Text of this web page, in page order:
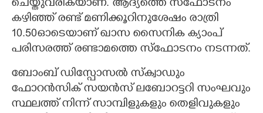
ചെയ്തുവരികയാണ്. ആദ്യത്തെ സ്ഫോടനം
കഴിഞ്ഞ് രണ്ട് മണിക്കൂറിനുശേഷം രാത്രി
10.50ഓടെയാണ് ഖാസ സൈനിക ക്യാംപ്
പരിസരത്ത് രണ്ടാമത്തെ സ്ഫോടനം നടന്നത്.
ബോംബ് ഡിസ്പോസൽ സ്ക്വാഡും
ഫോറൻസിക് സയൻസ് ലബോറട്ടറി സംഘവും
സ്ഥലത്ത് നിന്ന് സാമ്പിളുകളും തെളിവുകളും